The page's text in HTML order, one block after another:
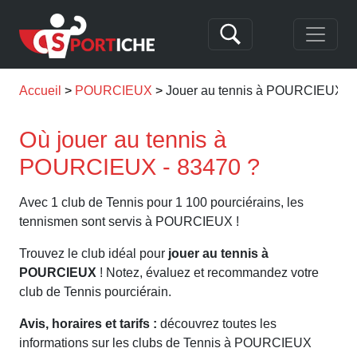
Accueil POURCIEUX Jouer au tennis à POURCIEUX
Où jouer au tennis à
POURCIEUX - 83470 ?
Avec 1 club de Tennis pour 1 100 pourciérains, les
tennismen sont servis à POURCIEUX !
Trouvez le club idéal pour jouer au tennis à
POURCIEUX ! Notez, évaluez et recommandez votre
club de Tennis pourciérain.
Avis, horaires et tarifs : découvrez toutes les
informations sur les clubs de Tennis à POURCIEUX